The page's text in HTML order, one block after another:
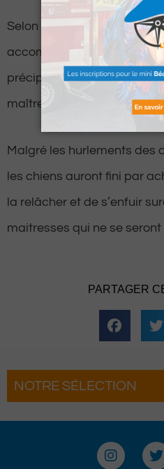
Selon ces deux
accompagnés par deux
précipités sur le jeune
maîtresses ne s’en
Malgré les hurlements des
les chiens auront fini par
la relâcher et de s’enfuir
maitresses qui ne se
PARTAGER
NOTRE SÉLECTION
3 Heures de la
I
n
T